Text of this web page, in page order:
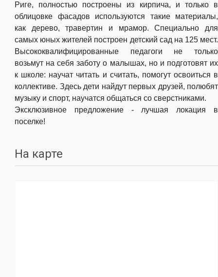
Риге, полностью построены из кирпича, и только в
облицовке фасадов используются такие материалы,
как дерево, травертин и мрамор. Специально для
самых юных жителей построен детский сад на 125 мест.
Высококвалифицированные педагоги не только
возьмут на себя заботу о малышах, но и подготовят их
к школе: научат читать и считать, помогут освоиться в
коллективе. Здесь дети найдут первых друзей, полюбят
музыку и спорт, научатся общаться со сверстниками.
Эксклюзивное предложение - лучшая локация в
поселке!
На карте